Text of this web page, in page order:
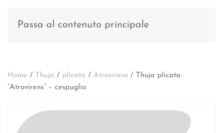
Passa al contenuto principale
Home / Thuja / plicata / Atrovirens / Thuja plicata
“Atrovirens” – cespuglio